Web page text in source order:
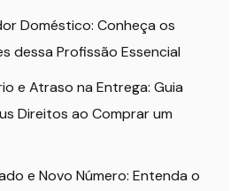
Doméstico: Conheça os
dessa Profissão Essencial
e Atraso na Entrega: Guia
Direitos ao Comprar um
e Novo Número: Entenda o